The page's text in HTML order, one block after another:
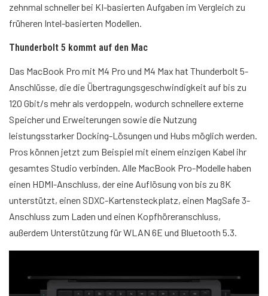
zehnmal schneller bei KI-basierten Aufgaben im Vergleich zu
früheren Intel-basierten Modellen.
Thunderbolt 5 kommt auf den Mac
Das MacBook Pro mit M4 Pro und M4 Max hat Thunderbolt 5-
Anschlüsse, die die Übertragungsgeschwindigkeit auf bis zu
120 Gbit/s mehr als verdoppeln, wodurch schnellere externe
Speicher und Erweiterungen sowie die Nutzung
leistungsstarker Docking-Lösungen und Hubs möglich werden.
Pros können jetzt zum Beispiel mit einem einzigen Kabel ihr
gesamtes Studio verbinden. Alle MacBook Pro-Modelle haben
einen HDMI-Anschluss, der eine Auflösung von bis zu 8K
unterstützt, einen SDXC-Kartensteckplatz, einen MagSafe 3-
Anschluss zum Laden und einen Kopfhöreranschluss,
außerdem Unterstützung für WLAN 6E und Bluetooth 5.3.